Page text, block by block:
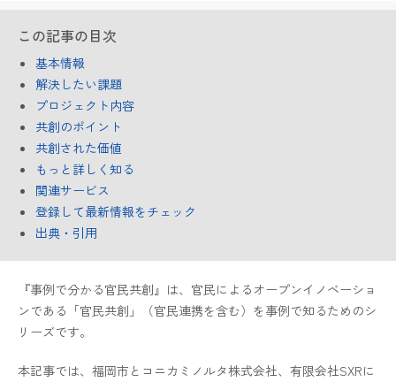
この記事の目次
基本情報
解決したい課題
プロジェクト内容
共創のポイント
共創された価値
もっと詳しく知る
関連サービス
登録して最新情報をチェック
出典・引用
『事例で分かる官民共創』は、官民によるオープンイノベーショ
ンである「官民共創」（官民連携を含む）を事例で知るためのシ
リーズです。
本記事では、福岡市とコニカミノルタ株式会社、有限会社SXRに